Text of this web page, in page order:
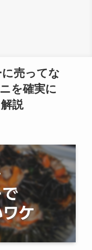
売ってな
を確実に
説